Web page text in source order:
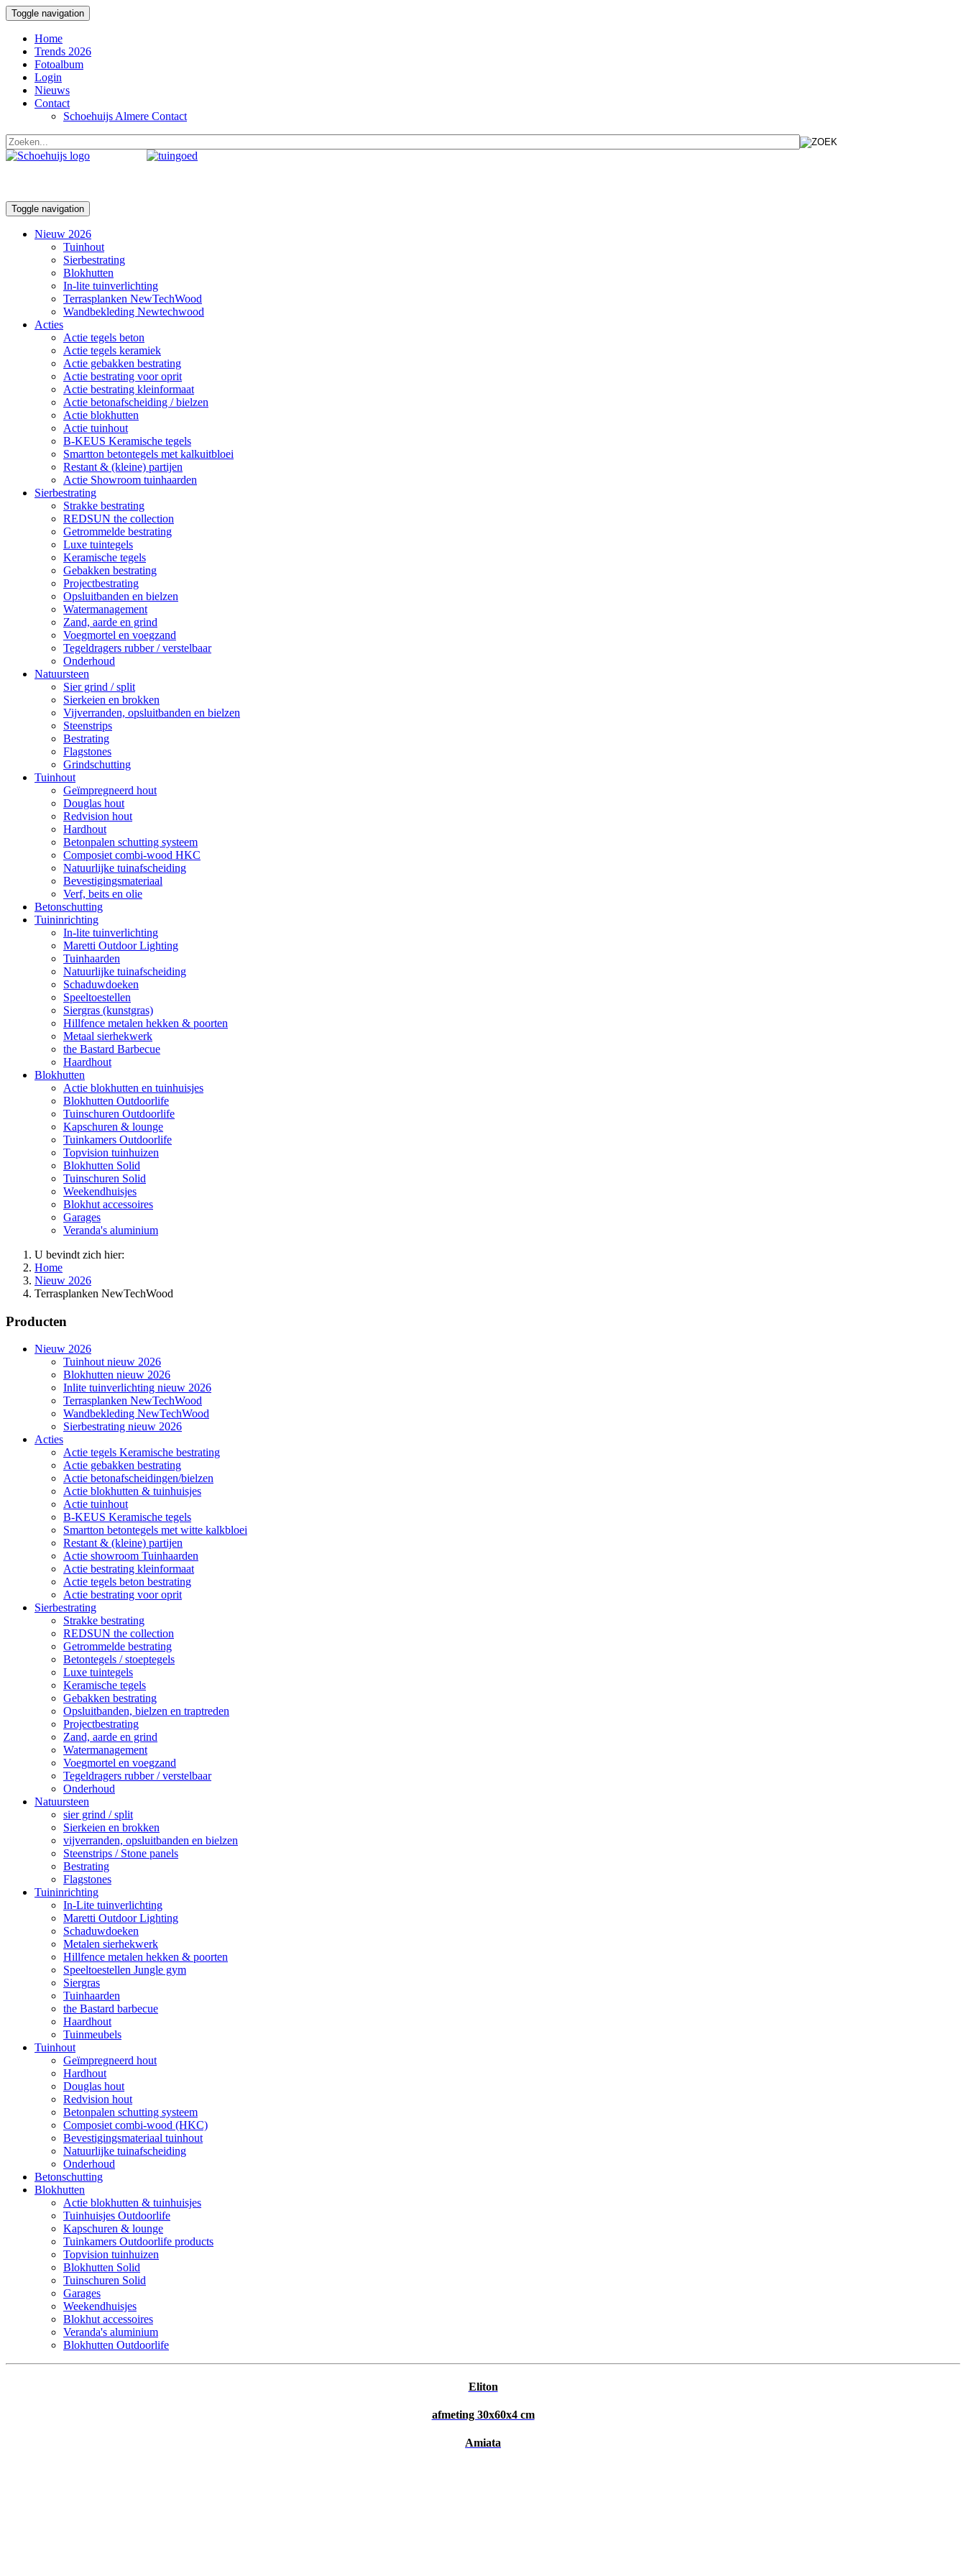
Toggle navigation
Home
Trends 2026
Fotoalbum
Login
Nieuws
Contact
Schoehuijs Almere Contact
Toggle navigation
Nieuw 2026
Tuinhout
Sierbestrating
Blokhutten
In-lite tuinverlichting
Terrasplanken NewTechWood
Wandbekleding Newtechwood
Acties
Actie tegels beton
Actie tegels keramiek
Actie gebakken bestrating
Actie bestrating voor oprit
Actie bestrating kleinformaat
Actie betonafscheiding / bielzen
Actie blokhutten
Actie tuinhout
B-KEUS Keramische tegels
Smartton betontegels met kalkuitbloei
Restant & (kleine) partijen
Actie Showroom tuinhaarden
Sierbestrating
Strakke bestrating
REDSUN the collection
Getrommelde bestrating
Luxe tuintegels
Keramische tegels
Gebakken bestrating
Projectbestrating
Opsluitbanden en bielzen
Watermanagement
Zand, aarde en grind
Voegmortel en voegzand
Tegeldragers rubber / verstelbaar
Onderhoud
Natuursteen
Sier grind / split
Sierkeien en brokken
Vijverranden, opsluitbanden en bielzen
Steenstrips
Bestrating
Flagstones
Grindschutting
Tuinhout
Geïmpregneerd hout
Douglas hout
Redvision hout
Hardhout
Betonpalen schutting systeem
Composiet combi-wood HKC
Natuurlijke tuinafscheiding
Bevestigingsmateriaal
Verf, beits en olie
Betonschutting
Tuininrichting
In-lite tuinverlichting
Maretti Outdoor Lighting
Tuinhaarden
Natuurlijke tuinafscheiding
Schaduwdoeken
Speeltoestellen
Siergras (kunstgras)
Hillfence metalen hekken & poorten
Metaal sierhekwerk
the Bastard Barbecue
Haardhout
Blokhutten
Actie blokhutten en tuinhuisjes
Blokhutten Outdoorlife
Tuinschuren Outdoorlife
Kapschuren & lounge
Tuinkamers Outdoorlife
Topvision tuinhuizen
Blokhutten Solid
Tuinschuren Solid
Weekendhuisjes
Blokhut accessoires
Garages
Veranda's aluminium
U bevindt zich hier:
Home
Nieuw 2026
Terrasplanken NewTechWood
Producten
Nieuw 2026
Tuinhout nieuw 2026
Blokhutten nieuw 2026
Inlite tuinverlichting nieuw 2026
Terrasplanken NewTechWood
Wandbekleding NewTechWood
Sierbestrating nieuw 2026
Acties
Actie tegels Keramische bestrating
Actie gebakken bestrating
Actie betonafscheidingen/bielzen
Actie blokhutten & tuinhuisjes
Actie tuinhout
B-KEUS Keramische tegels
Smartton betontegels met witte kalkbloei
Restant & (kleine) partijen
Actie showroom Tuinhaarden
Actie bestrating kleinformaat
Actie tegels beton bestrating
Actie bestrating voor oprit
Sierbestrating
Strakke bestrating
REDSUN the collection
Getrommelde bestrating
Betontegels / stoeptegels
Luxe tuintegels
Keramische tegels
Gebakken bestrating
Opsluitbanden, bielzen en traptreden
Projectbestrating
Zand, aarde en grind
Watermanagement
Voegmortel en voegzand
Tegeldragers rubber / verstelbaar
Onderhoud
Natuursteen
sier grind / split
Sierkeien en brokken
vijverranden, opsluitbanden en bielzen
Steenstrips / Stone panels
Bestrating
Flagstones
Tuininrichting
In-Lite tuinverlichting
Maretti Outdoor Lighting
Schaduwdoeken
Metalen sierhekwerk
Hillfence metalen hekken & poorten
Speeltoestellen Jungle gym
Siergras
Tuinhaarden
the Bastard barbecue
Haardhout
Tuinmeubels
Tuinhout
Geïmpregneerd hout
Hardhout
Douglas hout
Redvision hout
Betonpalen schutting systeem
Composiet combi-wood (HKC)
Bevestigingsmateriaal tuinhout
Natuurlijke tuinafscheiding
Onderhoud
Betonschutting
Blokhutten
Actie blokhutten & tuinhuisjes
Tuinhuisjes Outdoorlife
Kapschuren & lounge
Tuinkamers Outdoorlife products
Topvision tuinhuizen
Blokhutten Solid
Tuinschuren Solid
Garages
Weekendhuisjes
Blokhut accessoires
Veranda's aluminium
Blokhutten Outdoorlife
Eliton
afmeting 30x60x4 cm
Amiata